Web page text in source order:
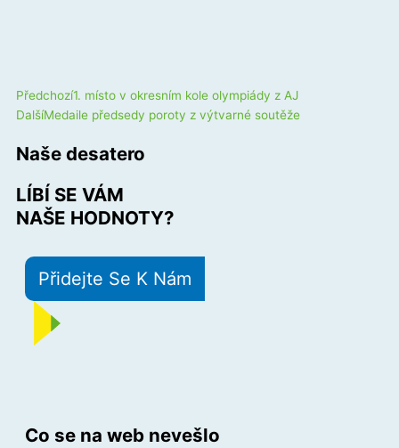
Prev
Předchozí1. místo v okresním kole olympiády z AJ
DalšíMedaile předsedy poroty z výtvarné soutěže
Naše desatero
LÍBÍ SE VÁM
NAŠE HODNOTY?
Přidejte Se K Nám
Co se na web nevešlo